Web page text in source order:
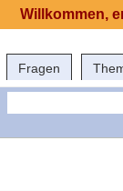
Fragen
Willkommen,